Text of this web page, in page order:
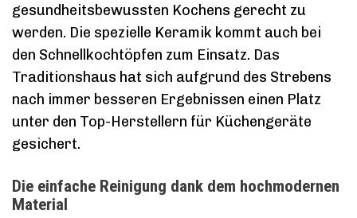
gesundheitsbewussten Kochens gerecht zu
werden. Die spezielle Keramik kommt auch bei
den Schnellkochtöpfen zum Einsatz. Das
Traditionshaus hat sich aufgrund des Strebens
nach immer besseren Ergebnissen einen Platz
unter den Top-Herstellern für Küchengeräte
gesichert.
Die einfache Reinigung dank dem hochmodernen
Material